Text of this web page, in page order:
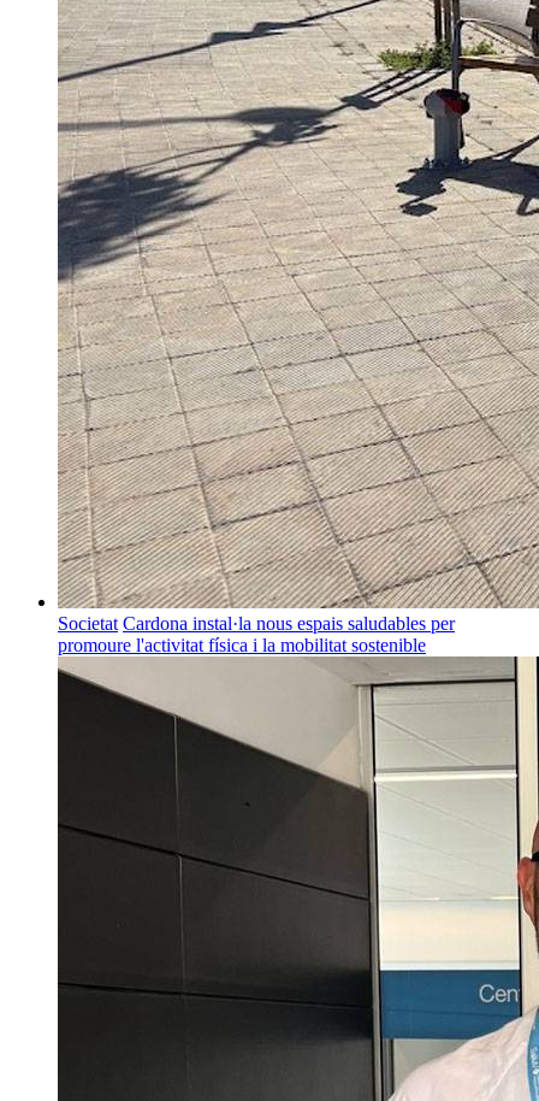
Societat Cardona instal·la nous espais saludables per
promoure l'activitat física i la mobilitat sostenible